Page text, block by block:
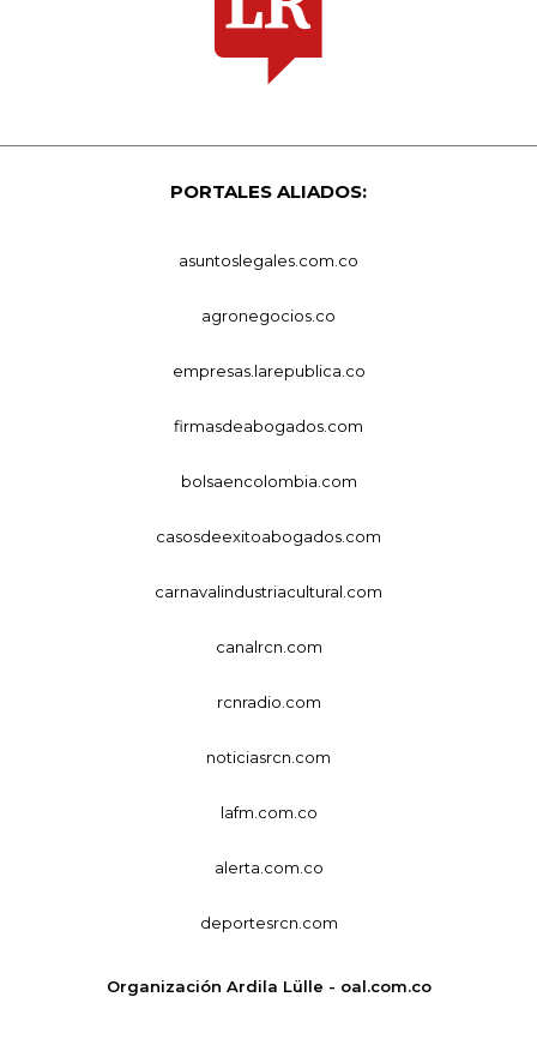
PORTALES ALIADOS:
asuntoslegales.com.co
agronegocios.co
empresas.larepublica.co
firmasdeabogados.com
bolsaencolombia.com
casosdeexitoabogados.com
carnavalindustriacultural.com
canalrcn.com
rcnradio.com
noticiasrcn.com
lafm.com.co
alerta.com.co
deportesrcn.com
Organización Ardila Lülle - oal.com.co